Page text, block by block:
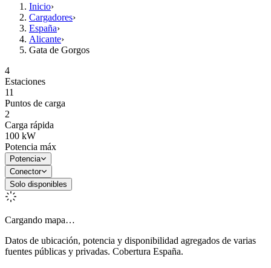
Inicio›
Cargadores›
España›
Alicante›
Gata de Gorgos
4
Estaciones
11
Puntos de carga
2
Carga rápida
100 kW
Potencia máx
Potencia
Conector
Solo disponibles
Cargando mapa…
Datos de ubicación, potencia y disponibilidad agregados de varias
fuentes públicas y privadas. Cobertura España.